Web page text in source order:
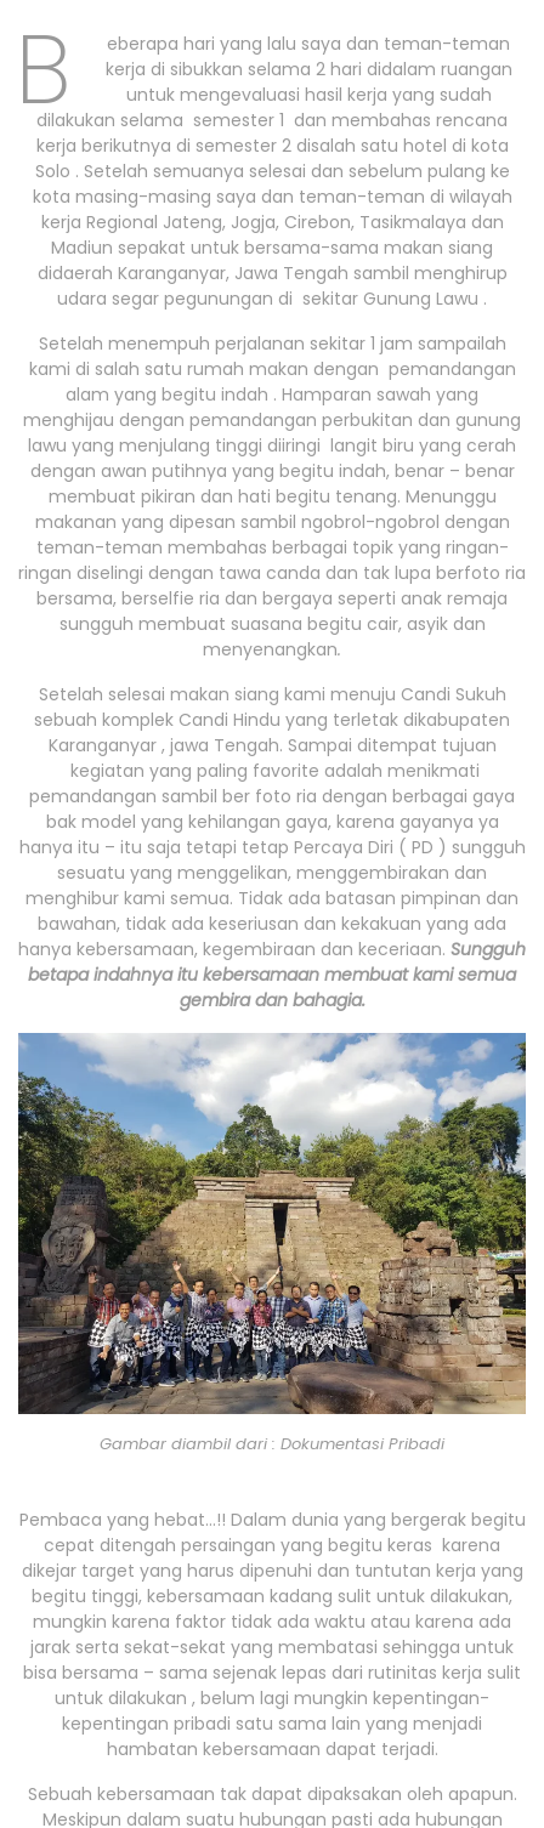
B
eberapa hari yang lalu saya dan teman-teman
kerja di sibukkan selama 2 hari didalam ruangan
untuk mengevaluasi hasil kerja yang sudah
dilakukan selama semester 1 dan membahas rencana
kerja berikutnya di semester 2 disalah satu hotel di kota
Solo . Setelah semuanya selesai dan sebelum pulang ke
kota masing-masing saya dan teman-teman di wilayah
kerja Regional Jateng, Jogja, Cirebon, Tasikmalaya dan
Madiun sepakat untuk bersama-sama makan siang
didaerah Karanganyar, Jawa Tengah sambil menghirup
udara segar pegunungan di sekitar Gunung Lawu .
Setelah menempuh perjalanan sekitar 1 jam sampailah
kami di salah satu rumah makan dengan pemandangan
alam yang begitu indah . Hamparan sawah yang
menghijau dengan pemandangan perbukitan dan gunung
lawu yang menjulang tinggi diiringi langit biru yang cerah
dengan awan putihnya yang begitu indah, benar – benar
membuat pikiran dan hati begitu tenang. Menunggu
makanan yang dipesan sambil ngobrol-ngobrol dengan
teman-teman membahas berbagai topik yang ringan-
ringan diselingi dengan tawa canda dan tak lupa berfoto ria
bersama, berselfie ria dan bergaya seperti anak remaja
sungguh membuat suasana begitu cair, asyik dan
menyenangkan.
Setelah selesai makan siang kami menuju Candi Sukuh
sebuah komplek Candi Hindu yang terletak dikabupaten
Karanganyar , jawa Tengah. Sampai ditempat tujuan
kegiatan yang paling favorite adalah menikmati
pemandangan sambil ber foto ria dengan berbagai gaya
bak model yang kehilangan gaya, karena gayanya ya
hanya itu – itu saja tetapi tetap Percaya Diri ( PD ) sungguh
sesuatu yang menggelikan, menggembirakan dan
menghibur kami semua. Tidak ada batasan pimpinan dan
bawahan, tidak ada keseriusan dan kekakuan yang ada
hanya kebersamaan, kegembiraan dan keceriaan. Sungguh
betapa indahnya itu kebersamaan membuat kami semua
gembira dan bahagia.
Gambar diambil dari : Dokumentasi Pribadi
Pembaca yang hebat…!! Dalam dunia yang bergerak begitu
cepat ditengah persaingan yang begitu keras karena
dikejar target yang harus dipenuhi dan tuntutan kerja yang
begitu tinggi, kebersamaan kadang sulit untuk dilakukan,
mungkin karena faktor tidak ada waktu atau karena ada
jarak serta sekat-sekat yang membatasi sehingga untuk
bisa bersama – sama sejenak lepas dari rutinitas kerja sulit
untuk dilakukan , belum lagi mungkin kepentingan-
kepentingan pribadi satu sama lain yang menjadi
hambatan kebersamaan dapat terjadi.
Sebuah kebersamaan tak dapat dipaksakan oleh apapun.
Meskipun dalam suatu hubungan pasti ada hubungan